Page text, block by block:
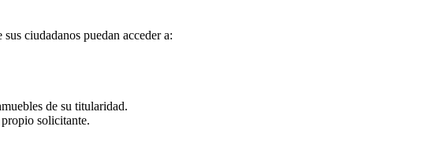
ciudadanos puedan acceder a:
de su titularidad.
solicitante.